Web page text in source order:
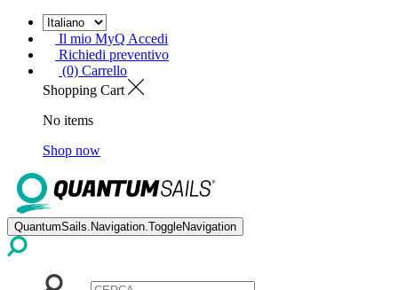
Il mio MyQ Accedi
Richiedi preventivo
(0) Carrello
Shopping Cart
No items
Shop now
QuantumSails.Navigation.ToggleNavigation